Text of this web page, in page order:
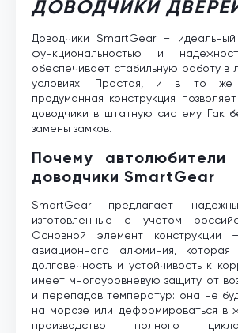
ДОВОДЧИКИ
Доводчики SmartGear –
функциональностью и
обеспечивает стабильную работу в
условиях. Простая, и в то же
продуманная конструкция
доводчики в штатную систему Гак
замены замков.
Почему автолюбители
доводчики SmartGear
SmartGear предлагает
изготовленные с учетом
Основной элемент конструкции
авиационного алюминия, которая
долговечность и устойчивость к
имеет многоуровневую защиту от
и перепадов температур: она не
на морозе или деформироваться в
производство полного